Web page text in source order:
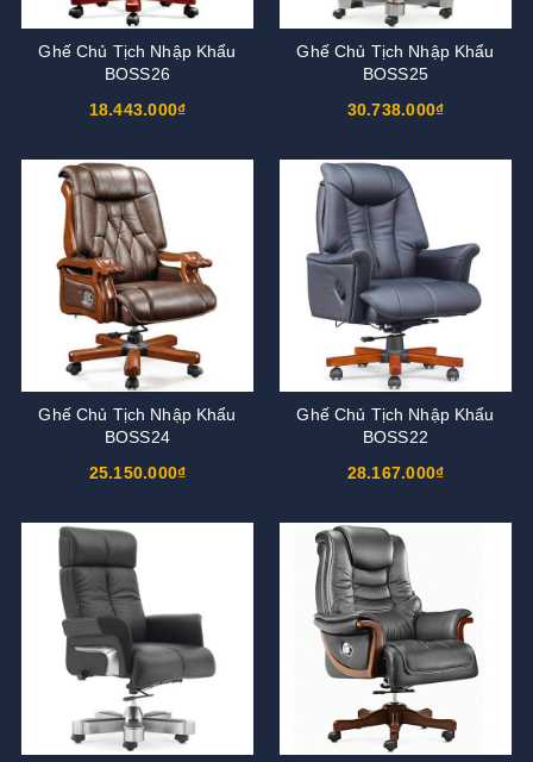
Ghế Chủ Tịch Nhập Khẩu
BOSS26
18.443.000₫
Ghế Chủ Tịch Nhập Khẩu
BOSS25
30.738.000₫
Ghế Chủ Tịch Nhập Khẩu
BOSS24
25.150.000₫
Ghế Chủ Tịch Nhập Khẩu
BOSS22
28.167.000₫